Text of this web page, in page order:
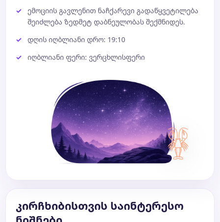
ემოციის გავლენით ნაჩქარევი გადაწყვეტილება
შეიძლება ზედმეტ დაბნეულობას შექმნიდეს.
დღის იღბლიანი დრო: 19:10
იღბლიანი ფერი: ვერცხლისფერი
კირჩხიბისთვის საინტერესო